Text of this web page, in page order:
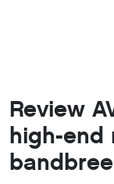
Review
high-end